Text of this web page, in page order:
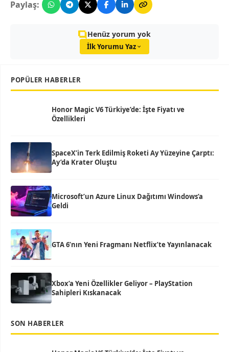
Paylaş:
Henüz yorum yok
İlk Yorumu Yaz
POPÜLER HABERLER
Honor Magic V6 Türkiye’de: İşte Fiyatı ve
Özellikleri
SpaceX’in Terk Edilmiş Roketi Ay Yüzeyine Çarptı:
Ay’da Krater Oluştu
Microsoft’un Azure Linux Dağıtımı Windows’a
Geldi
GTA 6’nın Yeni Fragmanı Netflix’te Yayınlanacak
Xbox’a Yeni Özellikler Geliyor – PlayStation
Sahipleri Kıskanacak
SON HABERLER